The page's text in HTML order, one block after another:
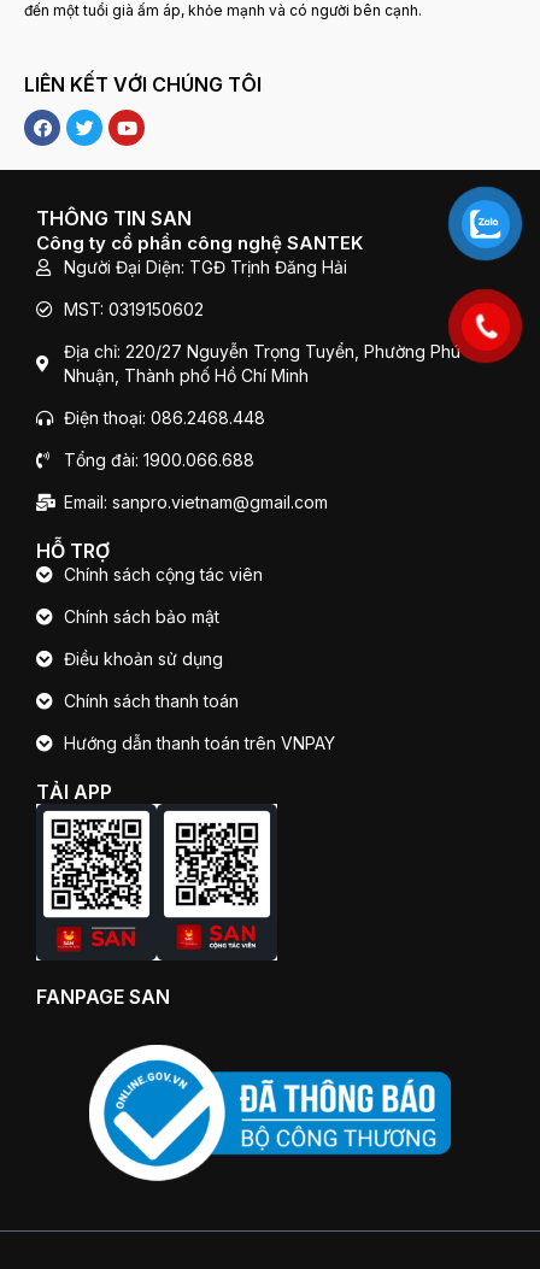
đến một tuổi già ấm áp, khỏe mạnh và có người bên cạnh.
LIÊN KẾT VỚI CHÚNG TÔI
F
a
c
e
o
o
k
T
w
i
t
e
r
Y
o
u
t
b
e
THÔNG TIN SAN
Công ty cổ phần công nghệ SANTEK
Người Đại Diện: TGĐ Trịnh Đăng Hải
MST: 0319150602
Địa chỉ: 220/27 Nguyễn Trọng Tuyển, Phường Phú
Nhuận, Thành phố Hồ Chí Minh
Điện thoại: 086.2468.448
Tổng đài: 1900.066.688
Email: sanpro.vietnam@gmail.com
HỖ TRỢ
Chính sách cộng tác viên
Chính sách bảo mật
Điều khoản sử dụng
Chính sách thanh toán
Hướng dẫn thanh toán trên VNPAY
TẢI APP
FANPAGE SAN